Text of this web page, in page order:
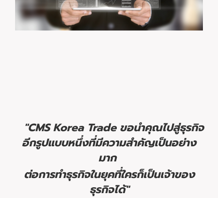
"CMS Korea Trade ขอนำคุณไปสู่ธุรกิจ
อีกรูปแบบหนึ่งที่มีความสำคัญเป็นอย่าง
มาก
ต่อการทำธุรกิจในยุคที่ใครก็เป็นเจ้าของ
ธุรกิจได้"